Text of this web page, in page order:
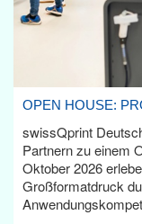
OPEN HOUSE:
swissQprint
Partnern zu einem
Oktober 2026
Großformatdruck